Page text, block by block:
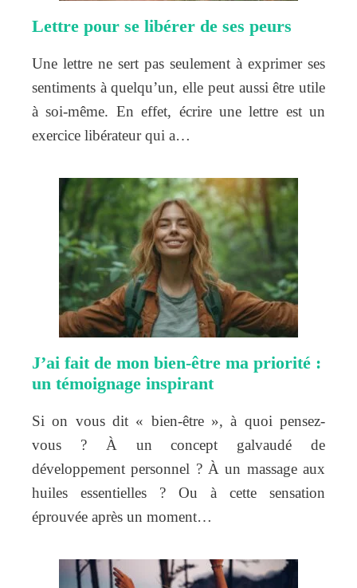
Lettre pour se libérer de ses peurs
Une lettre ne sert pas seulement à exprimer ses
sentiments à quelqu’un, elle peut aussi être utile
à soi-même. En effet, écrire une lettre est un
exercice libérateur qui a…
J’ai fait de mon bien-être ma priorité :
un témoignage inspirant
Si on vous dit « bien-être », à quoi pensez-
vous ? À un concept galvaudé de
développement personnel ? À un massage aux
huiles essentielles ? Ou à cette sensation
éprouvée après un moment…